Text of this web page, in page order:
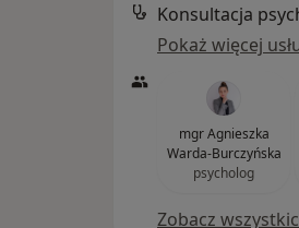
Pokaż więcej
mgr Agnieszka
Warda-Burczyńska
psycholog
Zobacz